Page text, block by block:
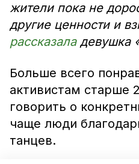
жители пока не
другие ценности и
рассказаладевушка
Больше всего
активистам старше
говорить о
чаще люди
танцев.